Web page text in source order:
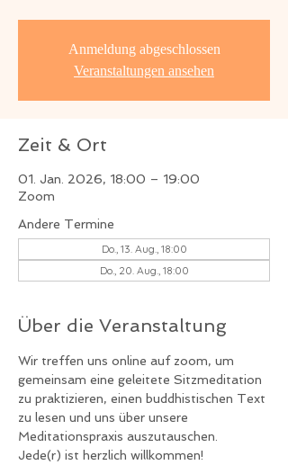
Anmeldung abgeschlossen
Veranstaltungen ansehen
Zeit & Ort
01. Jan. 2026, 18:00 – 19:00
Zoom
Andere Termine
Do., 13. Aug., 18:00
Do., 20. Aug., 18:00
Über die Veranstaltung
Wir treffen uns online auf zoom, um
gemeinsam eine geleitete Sitzmeditation
zu praktizieren, einen buddhistischen Text
zu lesen und uns über unsere
Meditationspraxis auszutauschen.
Jede(r) ist herzlich willkommen!